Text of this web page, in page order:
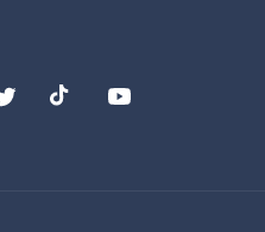
YouTube
TikTok